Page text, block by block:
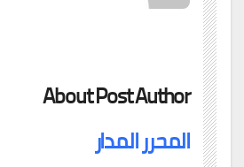
About Post Author
المحرر المدار